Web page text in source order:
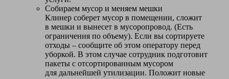
Собираем мусор и меняем мешки
Клинер соберет мусор в помещении, сложит
в мешки и вынесет в мусоропровод. (Есть
ограничения по объему). Если вы сортируете
отходы – сообщите об этом оператору перед
уборкой. В этом случае сотрудник подготовит
пакеты с отсортированным мусором
для дальнейшей утилизации. Положит новые